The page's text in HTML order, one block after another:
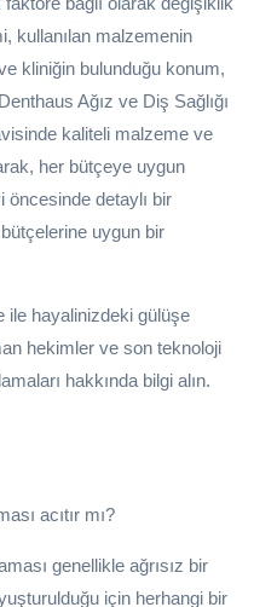
kullanılan malzemenin
kliniğin bulunduğu konum,
Ağız ve Diş Sağlığı
kaliteli malzeme ve
her bütçeye uygun
öncesinde detaylı bir
uygun bir
ile hayalinizdeki gülüşe
hekimler ve son teknoloji
hakkında bilgi alın.
acıtır mı?
genellikle ağrısız bir
için herhangi bir